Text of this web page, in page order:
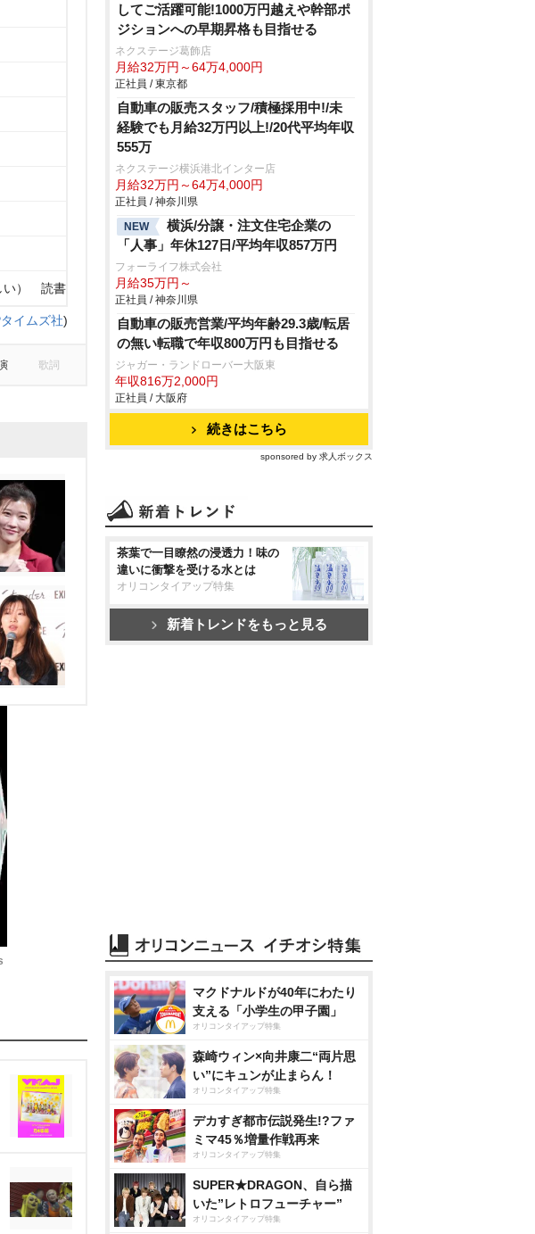
い） 読書
イムズ社)
歌詞
してご活躍可能!1000万円越えや幹部ポ
ジションへの早期昇格も目指せる
ネクステージ葛飾店
月給32万円～64万4,000円
正社員 / 東京都
自動車の販売スタッフ/積極採用中!/未
経験でも月給32万円以上!/20代平均年収
555万
ネクステージ横浜港北インター店
月給32万円～64万4,000円
正社員 / 神奈川県
NEW
横浜/分譲・注文住宅企業の
「人事」年休127日/平均年収857万円
フォーライフ株式会社
月給35万円～
正社員 / 神奈川県
自動車の販売営業/平均年齢29.3歳/転居
の無い転職で年収800万円も目指せる
ジャガー・ランドローバー大阪東
年収816万2,000円
正社員 / 大阪府
続きはこちら
sponsored by 求人ボックス
茶葉で一目瞭然の浸透力！味の
違いに衝撃を受ける水とは
オリコンタイアップ特集
新着トレンドをもっと見る
マクドナルドが40年にわたり
支える「小学生の甲子園」
オリコンタイアップ特集
森崎ウィン×向井康二“両片思
い”にキュンが止まらん！
オリコンタイアップ特集
デカすぎ都市伝説発生!?ファ
ミマ45％増量作戦再来
オリコンタイアップ特集
SUPER★DRAGON、自ら描
いた”レトロフューチャー”
オリコンタイアップ特集